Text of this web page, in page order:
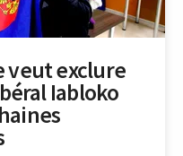
veut exclure
Iabloko